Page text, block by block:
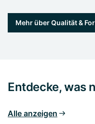
Mehr über Qualität &
Entdecke, was
Alle anzeigen